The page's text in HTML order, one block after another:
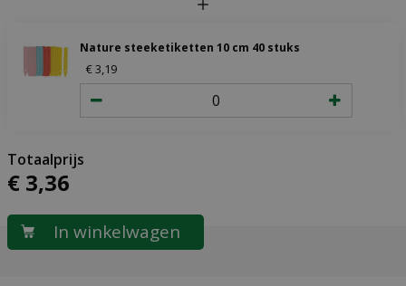
Nature steeketiketten 10 cm 40 stuks
€3 19
€ 3,36